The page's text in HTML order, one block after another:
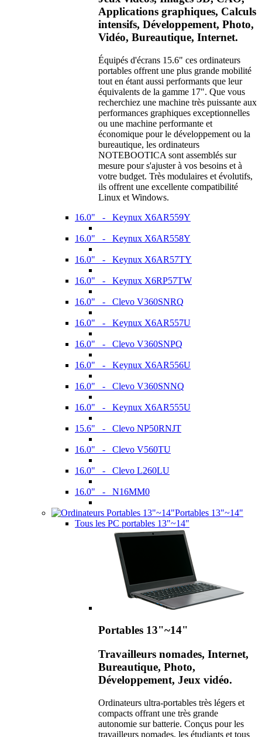
Applications graphiques, Calculs
intensifs, Développement, Photo,
Vidéo, Bureautique, Internet.
Équipés d'écrans 15.6" ces ordinateurs
portables offrent une plus grande mobilité
tout en étant aussi performants que leur
équivalents de la gamme 17". Que vous
recherchiez une machine très puissante aux
performances graphiques exceptionnelles
ou une machine performante et
économique pour le développement ou la
bureautique, les ordinateurs
NOTEBOOTICA sont assemblés sur
mesure pour s'ajuster à vos besoins et à
votre budget. Très modulaires et évolutifs,
ils offrent une excellente compatibilité
Linux et Windows.
16.0" - Keynux X6AR559Y
16.0" - Keynux X6AR558Y
16.0" - Keynux X6AR57TY
16.0" - Keynux X6RP57TW
16.0" - Clevo V360SNRQ
16.0" - Keynux X6AR557U
16.0" - Clevo V360SNPQ
16.0" - Keynux X6AR556U
16.0" - Clevo V360SNNQ
16.0" - Keynux X6AR555U
15.6" - Clevo NP50RNJT
16.0" - Clevo V560TU
16.0" - Clevo L260LU
16.0" - N16MM0
Portables 13"~14"
Tous les PC portables 13"~14"
Portables 13"~14"
Travailleurs nomades, Internet,
Bureautique, Photo,
Développement, Jeux vidéo.
Ordinateurs ultra-portables très légers et
compacts offrant une très grande
autonomie sur batterie. Conçus pour les
travailleurs nomades, les étudiants et tous